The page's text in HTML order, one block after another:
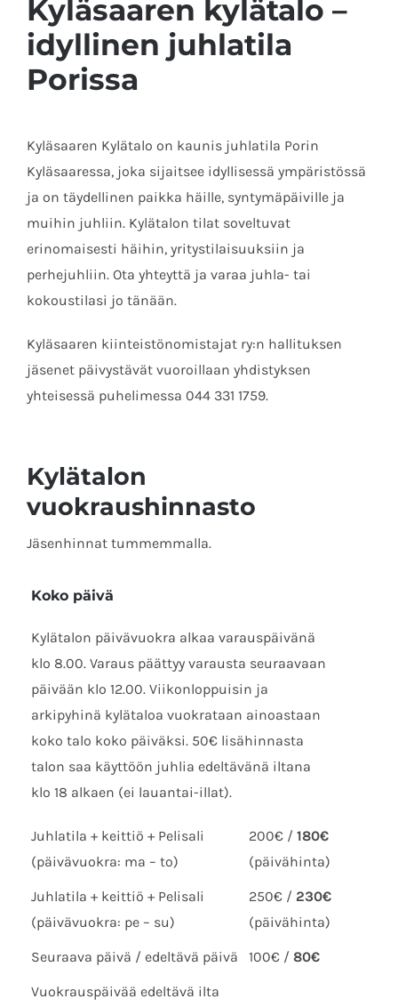
Kyläsaaren kylätalo –
idyllinen juhlatila
Porissa
Kyläsaaren Kylätalo on kaunis juhlatila Porin
Kyläsaaressa, joka sijaitsee idyllisessä ympäristössä
ja on täydellinen paikka häille, syntymäpäiville ja
muihin juhliin. Kylätalon tilat soveltuvat
erinomaisesti häihin, yritystilaisuuksiin ja
perhejuhliin. Ota yhteyttä ja varaa juhla- tai
kokoustilasi jo tänään.
Kyläsaaren kiinteistönomistajat ry:n hallituksen
jäsenet päivystävät vuoroillaan yhdistyksen
yhteisessä puhelimessa 044 331 1759.
Kylätalon
vuokraushinnasto
Jäsenhinnat tummemmalla.
Koko päivä
Kylätalon päivävuokra alkaa varauspäivänä
klo 8.00. Varaus päättyy varausta seuraavaan
päivään klo 12.00. Viikonloppuisin ja
arkipyhinä kylätaloa vuokrataan ainoastaan
koko talo koko päiväksi. 50€ lisähinnasta
talon saa käyttöön juhlia edeltävänä iltana
klo 18 alkaen (ei lauantai-illat).
Juhlatila + keittiö + Pelisali
(päivävuokra: ma – to)
200€ / 180€
(päivähinta)
Juhlatila + keittiö + Pelisali
(päivävuokra: pe – su)
250€ / 230€
(päivähinta)
Seuraava päivä / edeltävä päivä 100€ / 80€
Vuokrauspäivää edeltävä ilta